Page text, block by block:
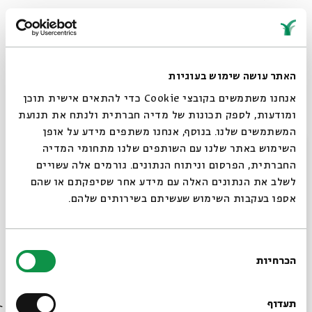
האתר עושה שימוש בעוגיות
אנחנו משתמשים בקובצי Cookie כדי להתאים אישית תוכן
ומודעות, לספק תכונות של מדיה חברתית ולנתח את תנועת
המשתמשים שלנו. בנוסף, אנחנו משתפים מידע על אופן
השימוש באתר שלנו עם השותפים שלנו מתחומי המדיה
החברתית, הפרסום וניתוח הנתונים. גורמים אלה עשויים
לשלב את הנתונים האלה עם מידע אחר שסיפקתם או שהם
אספו בעקבות השימוש שעשיתם בשירותים שלהם.
הסכמה
הכרחיות
תעדוף
וּמַפְלִיגָה הַרְחֵק עַל נַחֲלֵי בֶּטוֹן
פּוֹלֵחַ אֶת הַזְּמַן.
עם דר
מבחינתי, שירה היא גם מקור הקיום, כי אני מתפרנס מהוראה
לכתיבה. כל היום אני עוסק בה, אם ככותב, אם כמתרגם, אם
חריזה מתוחכמים כשאני רוחץ אותה בערב. אני אוהב ללוש את
סגור